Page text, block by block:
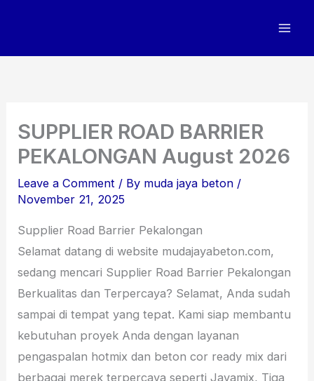
SUPPLIER ROAD BARRIER
PEKALONGAN August 2026
Leave a Comment / By muda jaya beton /
November 21, 2025
Supplier Road Barrier Pekalongan
Selamat datang di website mudajayabeton.com,
sedang mencari Supplier Road Barrier Pekalongan
Berkualitas dan Terpercaya? Selamat, Anda sudah
sampai di tempat yang tepat. Kami siap membantu
kebutuhan proyek Anda dengan layanan
pengaspalan hotmix dan beton cor ready mix dari
berbagai merek terpercaya seperti Jayamix, Tiga